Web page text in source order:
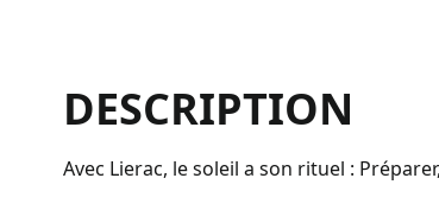
DESCRIPTION
Avec Lierac, le soleil a son rituel :